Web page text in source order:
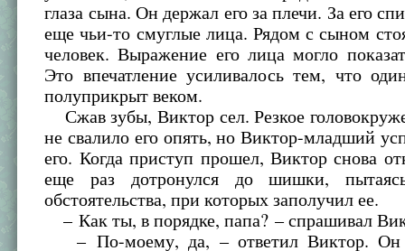
глаза сына. Он держал его за плечи. За его
еще чьи-то смуглые лица. Рядом с сыном
человек. Выражение его лица могло
Это впечатление усиливалось тем, что
полуприкрыт веком.
Сжав зубы, Виктор сел. Резкое
не свалило его опять, но Виктор-младший
его. Когда приступ прошел, Виктор снова
еще раз дотронулся до шишки,
обстоятельства, при которых заполучил ее.
– Как ты, в порядке, папа? – спрашивал
– По-моему, да, – ответил Виктор. Он